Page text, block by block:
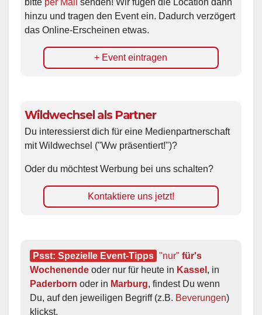
bitte per Mail
senden! Wir fügen die Location dann
hinzu und tragen den Event ein. Dadurch verzögert
das Online-Erscheinen etwas.
+ Event eintragen
Wildwechsel als Partner
Du interessierst dich für eine Medienpartnerschaft
mit Wildwechsel ("Ww präsentiert!")?
Oder du möchtest Werbung bei uns schalten?
Kontaktiere uns jetzt!
Psst: Spezielle Event-Tipps "nur" für's
Wochenende oder nur für heute in Kassel
Paderborn oder in Marburg, findest Du wenn
Du, auf den jeweiligen Begriff (z.B. Beverungen)
klickst.